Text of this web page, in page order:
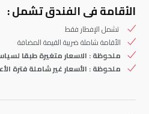
الأقامة فى الفندق تشمل :
تشمل الإفطار فقط
الأقامة شاملة ضريبة القيمة المضافة
ملحوظة : الاسعار متغيرة طبقا
ملحوظة : الأسعار غير شاملة فترة